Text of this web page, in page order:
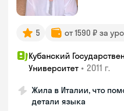
5 от 1590 ₽ за
Кубанский
Университет • 2011 г.
Жила в Италии, что
детали языка